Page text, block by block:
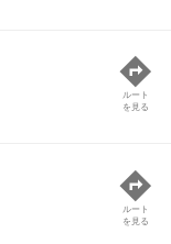
ルート
を見る
ルート
を見る